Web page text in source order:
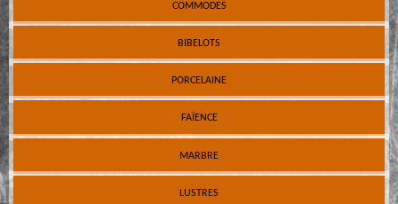
COMMODES
BIBELOTS
PORCELAINE
FAÏENCE
MARBRE
LUSTRES